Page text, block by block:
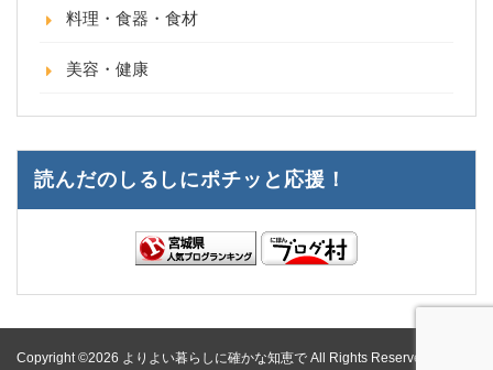
料理・食器・食材
美容・健康
読んだのしるしにポチッと応援！
Copyright ©2026 よりよい暮らしに確かな知恵で All Rights Reserved.